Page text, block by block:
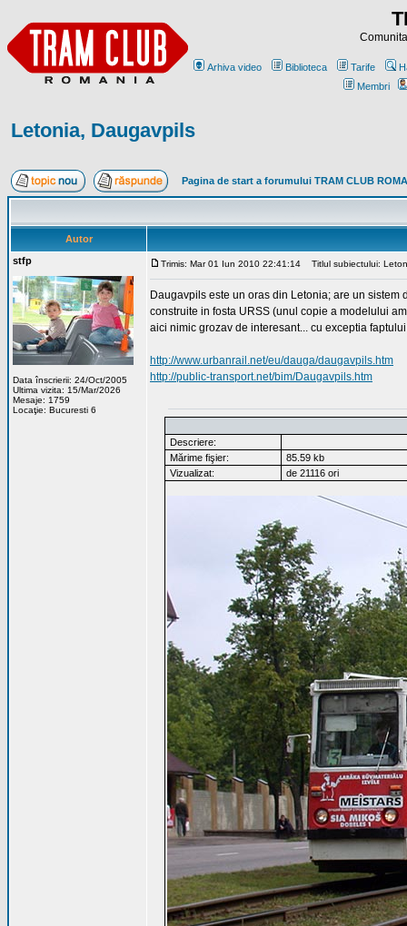
Arhiva video Biblioteca Tarife
Membri
Letonia, Daugavpils
Pagina de start a forumului TRAM CLUB
Autor
stfp
Data înscrierii: 24/Oct/2005
Ultima vizita: 15/Mar/2026
Mesaje: 1759
Locaţie: Bucuresti 6
Trimis: Mar 01 Iun 2010 22:41:14 Titlul subiectului:
Daugavpils este un oras din Letonia; are un
construite in fosta URSS (unul copie a modelului
aici nimic grozav de interesant... cu exceptia
http://www.urbanrail.net/eu/dauga/daugavpils.htm
http://public-transport.net/bim/Daugavpils.htm
Descriere:
Mărime fişier:
85.59 kb
Vizualizat:
de 21116 ori